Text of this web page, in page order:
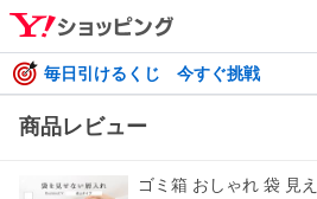
毎日引けるくじ 今すぐ挑戦
商品レビュー